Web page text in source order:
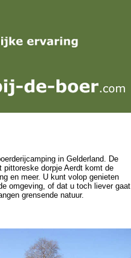
in Gelderland. De
dorpje Aerdt komt de
en meer. U kunt volop genieten
omgeving, of dat u toch liever gaat
grensende natuur.